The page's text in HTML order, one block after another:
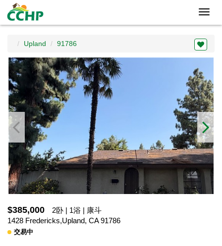
Upland 91786
$385,000
2卧 | 1浴 | 康斗
1428 Fredericks,Upland, CA 91786
交易中